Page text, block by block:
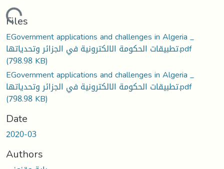
Files
EGovernment applications and challenges in Algeria _
تطبيقات الحكومة الالكترونية في الجزائر وتحدياتها.pdf
(798.98 KB)
EGovernment applications and challenges in Algeria _
تطبيقات الحكومة الالكترونية في الجزائر وتحدياتها.pdf
(798.98 KB)
Date
2020-03
Authors